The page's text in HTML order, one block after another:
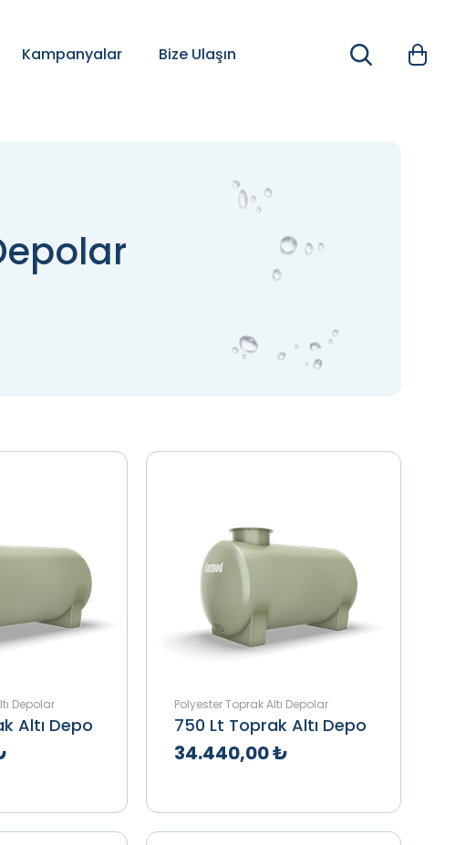
Kampanyalar Bize Ulaşın
Depolar
Altı Depo
İncele
Polyester Toprak Altı Depolar
750 Lt Toprak Altı Depo
34.440,00 ₺
Teklif Al İncele